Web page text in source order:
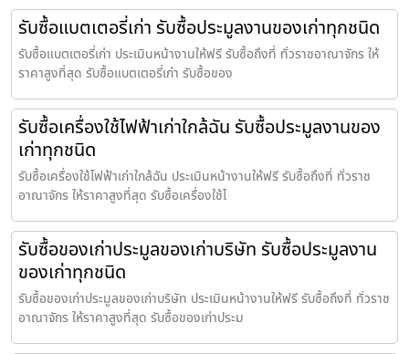
รับซื้อแบตเตอรี่เก่า รับซื้อประมูลงานของเก่าทุกชนิด
รับซื้อแบตเตอรี่เก่า ประเมินหน้างานให้ฟรี รับซื้อถึงที่ ทั่วราชอาณาจักร ให้
ราคาสูงที่สุด รับซื้อแบตเตอรี่เก่า รับซื้อของ
รับซื้อเครื่องใช้ไฟฟ้าเก่าใกล้ฉัน รับซื้อประมูลงานของ
เก่าทุกชนิด
รับซื้อเครื่องใช้ไฟฟ้าเก่าใกล้ฉัน ประเมินหน้างานให้ฟรี รับซื้อถึงที่ ทั่วราช
อาณาจักร ให้ราคาสูงที่สุด รับซื้อเครื่องใช้ไ
รับซื้อของเก่าประมูลของเก่าบริษัท รับซื้อประมูลงาน
ของเก่าทุกชนิด
รับซื้อของเก่าประมูลของเก่าบริษัท ประเมินหน้างานให้ฟรี รับซื้อถึงที่ ทั่วราช
อาณาจักร ให้ราคาสูงที่สุด รับซื้อของเก่าประม